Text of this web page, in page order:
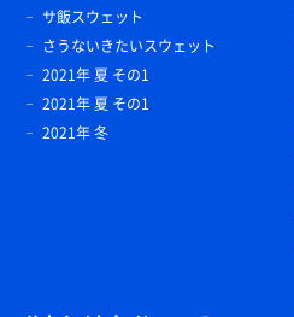
サ飯スウェット
さうないきたいスウェット
2021年 夏 その1
2021年 夏 その1
2021年 冬